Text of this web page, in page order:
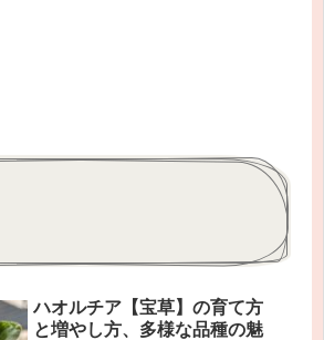
ハオルチア【宝草】の育て方
と増やし方、多様な品種の魅